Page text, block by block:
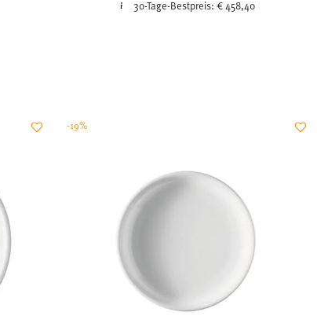
30-Tage-Bestpreis:€ 458,40
-19%